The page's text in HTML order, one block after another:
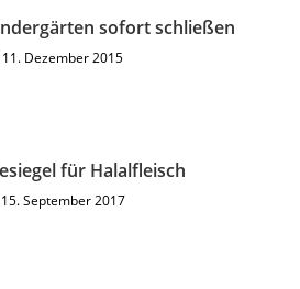
sofort schließen
11. Dezember 2015
für Halalfleisch
15. September 2017